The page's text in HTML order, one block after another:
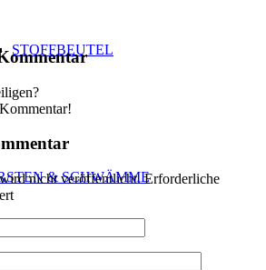
STOFFBEUTEL
& SCHWÄMME
nicht veröffentlicht. Erforderliche